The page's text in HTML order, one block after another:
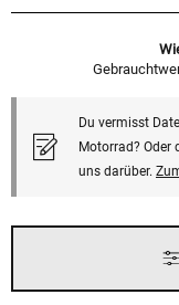
Du vermisst
Motorrad? Oder
uns darüber.